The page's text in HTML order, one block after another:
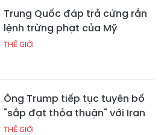
Trung Quốc đáp trả cứng rắn
lệnh trừng phạt của Mỹ
THẾ GIỚI
Ông Trump tiếp tục tuyên bố
"sắp đạt thỏa thuận" với Iran
THẾ GIỚI